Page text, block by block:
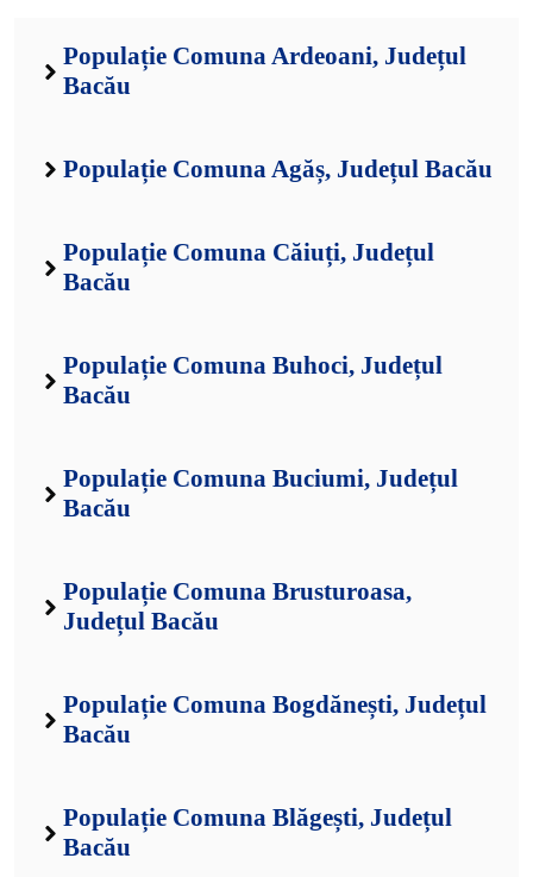
Populație Comuna Ardeoani, Județul
Bacău
Populație Comuna Agăș, Județul Bacău
Populație Comuna Căiuți, Județul
Bacău
Populație Comuna Buhoci, Județul
Bacău
Populație Comuna Buciumi, Județul
Bacău
Populație Comuna Brusturoasa,
Județul Bacău
Populație Comuna Bogdănești, Județul
Bacău
Populație Comuna Blăgești, Județul
Bacău